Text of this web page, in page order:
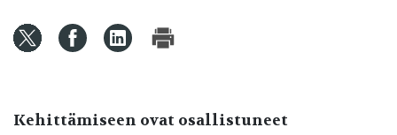
Kehittämiseen ovat osallistuneet